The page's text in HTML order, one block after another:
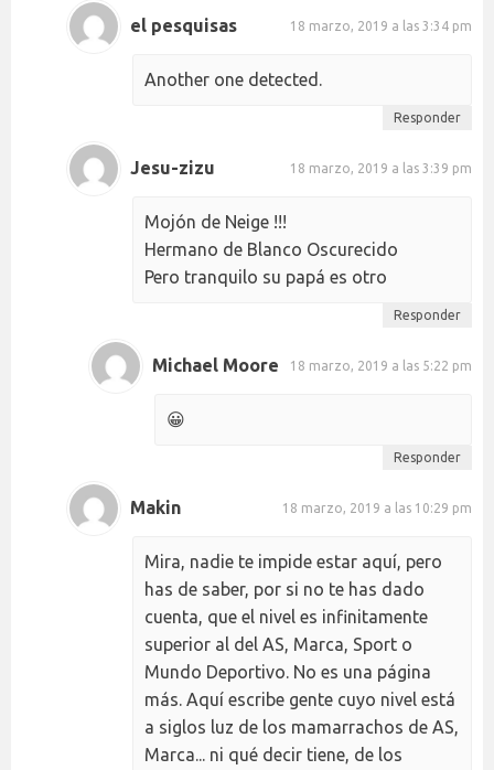
el pesquisas 18 marzo, 2019 a las 3:34 pm
Another one detected.
Responder
Jesu-zizu 18 marzo, 2019 a las 3:39 pm
Mojón de Neige !!!
Hermano de Blanco Oscurecido
Pero tranquilo su papá es otro
Responder
Michael Moore 18 marzo, 2019 a las 5:22 pm
😀
Responder
Makin 18 marzo, 2019 a las 10:29 pm
Mira, nadie te impide estar aquí, pero
has de saber, por si no te has dado
cuenta, que el nivel es infinitamente
superior al del AS, Marca, Sport o
Mundo Deportivo. No es una página
más. Aquí escribe gente cuyo nivel está
a siglos luz de los mamarrachos de AS,
Marca... ni qué decir tiene, de los